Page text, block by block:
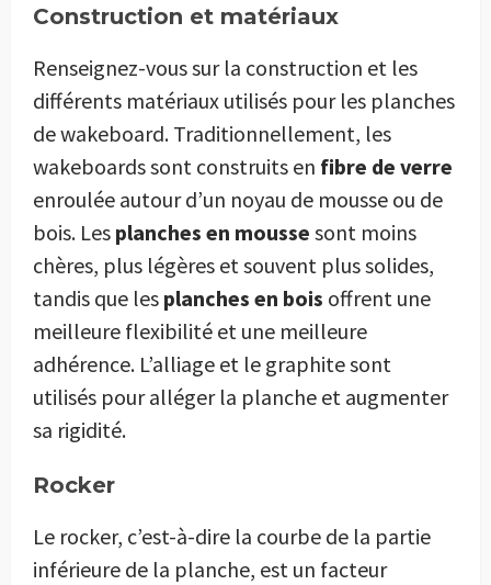
Construction et matériaux
Renseignez-vous sur la construction et les
différents matériaux utilisés pour les planches
de wakeboard. Traditionnellement, les
wakeboards sont construits en fibre de verre
enroulée autour d’un noyau de mousse ou de
bois. Les planches en mousse sont moins
chères, plus légères et souvent plus solides,
tandis que les planches en bois offrent une
meilleure flexibilité et une meilleure
adhérence. L’alliage et le graphite sont
utilisés pour alléger la planche et augmenter
sa rigidité.
Rocker
Le rocker, c’est-à-dire la courbe de la partie
inférieure de la planche, est un facteur